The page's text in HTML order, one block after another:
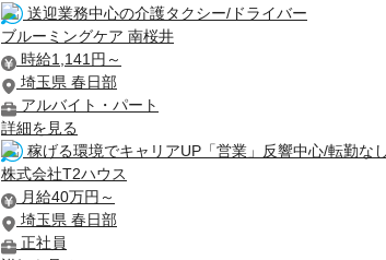
送迎業務中心の介護タクシー/ドライバー
ブルーミングケア 南桜井
時給1,141円～
埼玉県 春日部
アルバイト・パート
詳細を見る
稼げる環境でキャリアUP「営業」反響中心/転勤な
株式会社T2ハウス
月給40万円～
埼玉県 春日部
正社員